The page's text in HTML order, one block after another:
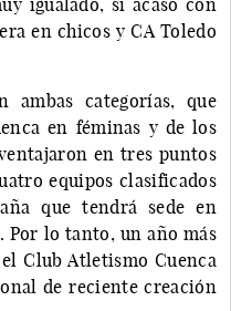
en chicos y CA Toledo
ambas categorías, que
en féminas y de los
en tres puntos
equipos clasificados
que tendrá sede en
Por lo tanto, un año más
Club Atletismo Cuenca
de reciente creación